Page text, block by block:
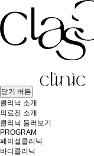
닫기 버튼
클리닉 소개
의료진 소개
클리닉 둘러보기
PROGRAM
페이셜클리닉
바디클리닉